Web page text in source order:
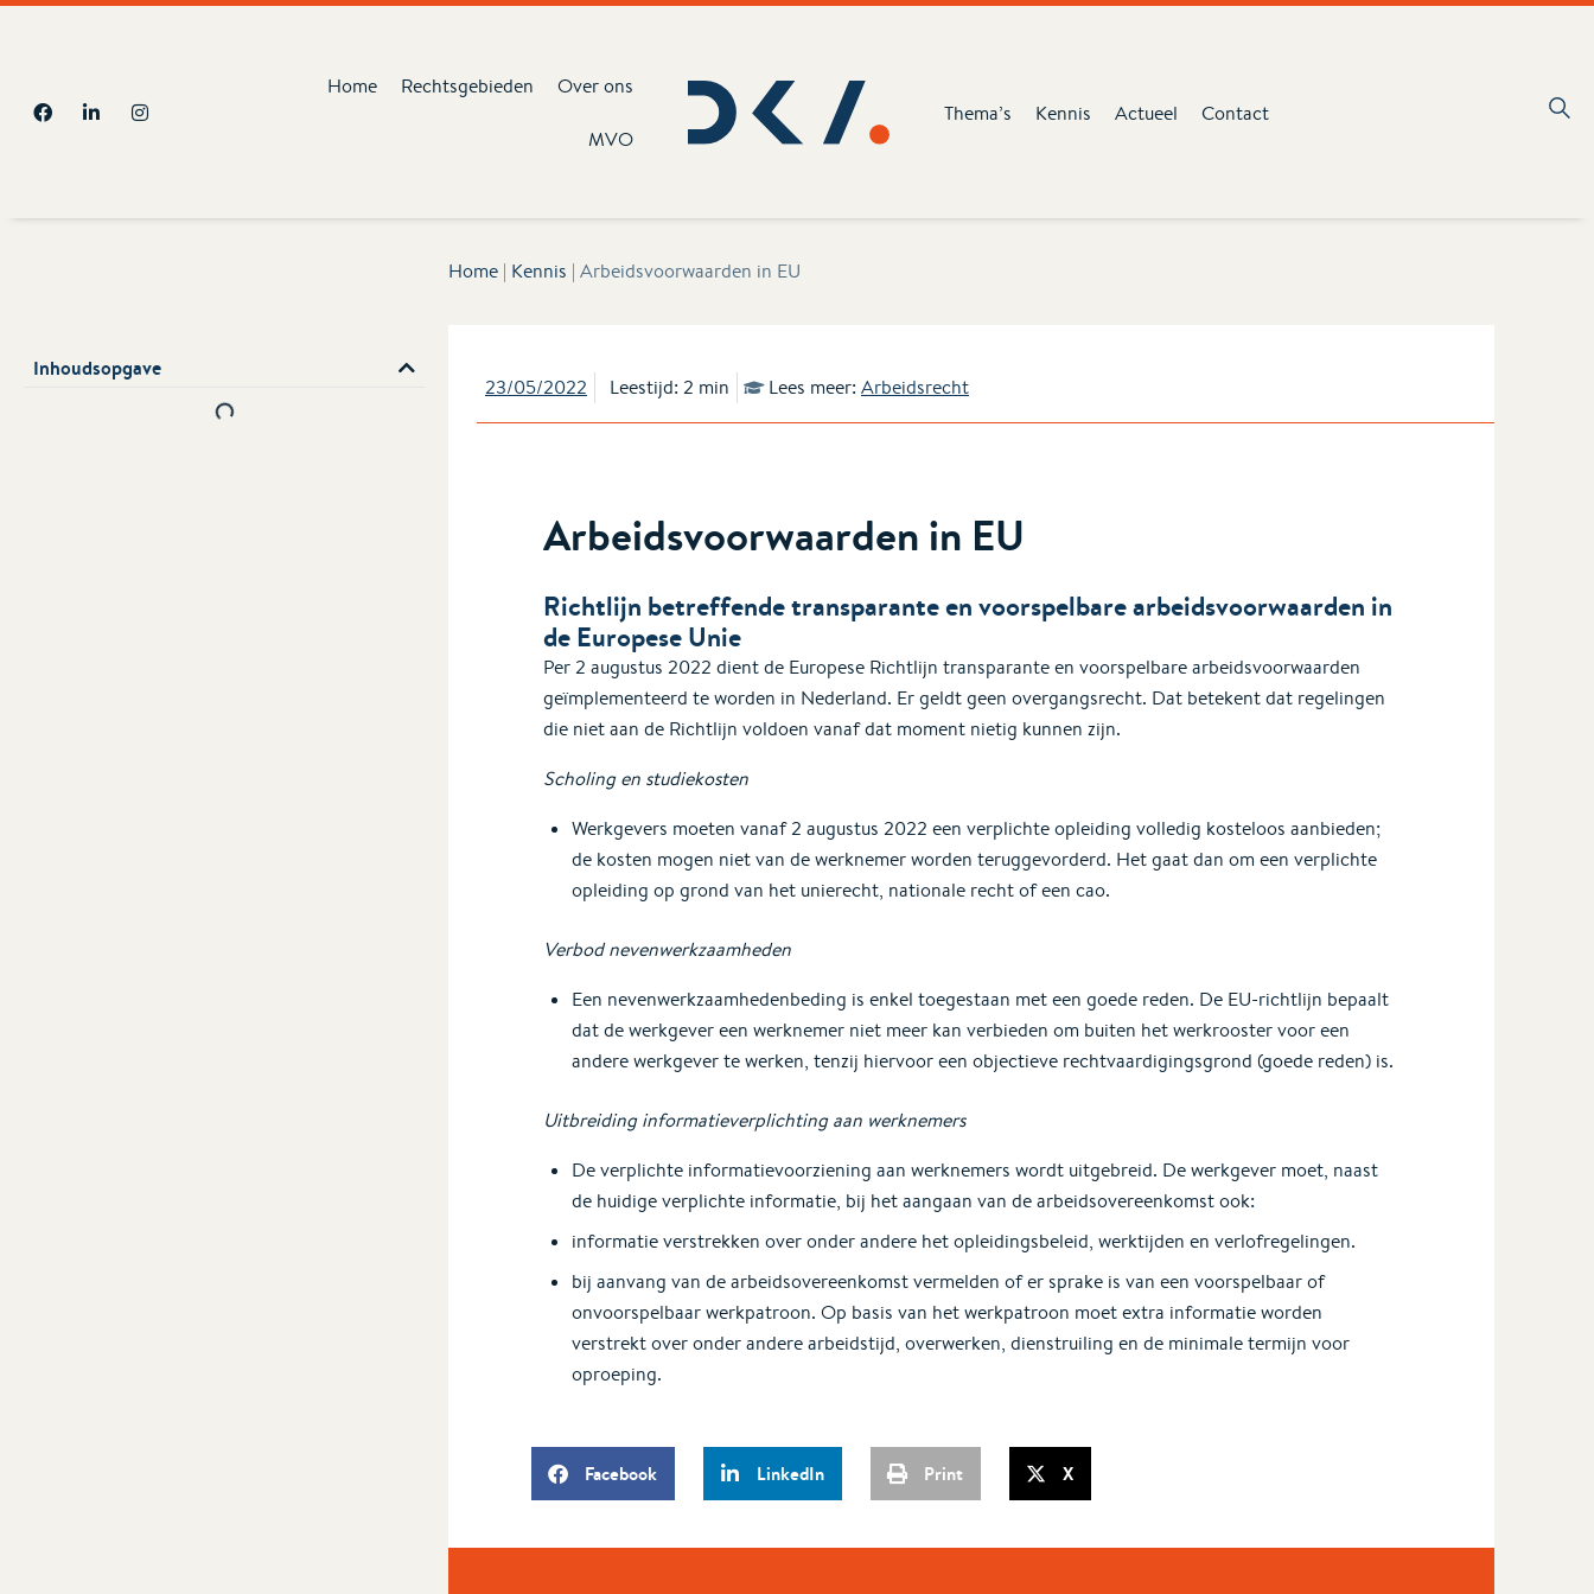
Home Rechtsgebieden Over ons
MVO
Thema’s Kennis Actueel Contact
Home | Kennis | Arbeidsvoorwaarden in EU
Inhoudsopgave
23/05/2022 Leestijd: 2 min Lees meer: Arbeidsrecht
Arbeidsvoorwaarden in EU
Richtlijn betreffende transparante en voorspelbare arbeidsvoorwaarden in
de Europese Unie
Per 2 augustus 2022 dient de Europese Richtlijn transparante en voorspelbare arbeidsvoorwaarden
geïmplementeerd te worden in Nederland. Er geldt geen overgangsrecht. Dat betekent dat regelingen
die niet aan de Richtlijn voldoen vanaf dat moment nietig kunnen zijn.
Scholing en studiekosten
Werkgevers moeten vanaf 2 augustus 2022 een verplichte opleiding volledig kosteloos aanbieden;
de kosten mogen niet van de werknemer worden teruggevorderd. Het gaat dan om een verplichte
opleiding op grond van het unierecht, nationale recht of een cao.
Verbod nevenwerkzaamheden
Een nevenwerkzaamhedenbeding is enkel toegestaan met een goede reden. De EU-richtlijn bepaalt
dat de werkgever een werknemer niet meer kan verbieden om buiten het werkrooster voor een
andere werkgever te werken, tenzij hiervoor een objectieve rechtvaardigingsgrond (goede reden) is.
Uitbreiding informatieverplichting aan werknemers
De verplichte informatievoorziening aan werknemers wordt uitgebreid. De werkgever moet, naast
de huidige verplichte informatie, bij het aangaan van de arbeidsovereenkomst ook:
informatie verstrekken over onder andere het opleidingsbeleid, werktijden en verlofregelingen.
bij aanvang van de arbeidsovereenkomst vermelden of er sprake is van een voorspelbaar of
onvoorspelbaar werkpatroon. Op basis van het werkpatroon moet extra informatie worden
verstrekt over onder andere arbeidstijd, overwerken, dienstruiling en de minimale termijn voor
oproeping.
Facebook LinkedIn Print X